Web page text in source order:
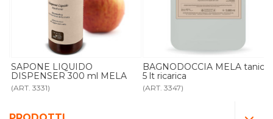
SAPONE LIQUIDO
DISPENSER 300 ml MELA
(ART. 3331)
BAGNODOCCIA MELA tanica
5 lt ricarica
(ART. 3347)